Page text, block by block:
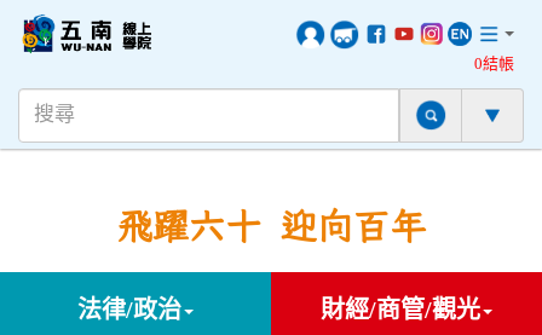
0結帳
飛躍六十 迎向百年
法律/政治 財經/商管/觀光